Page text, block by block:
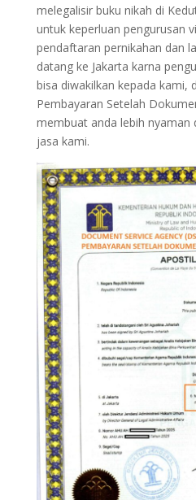
melegalisir buku nikah di
untuk keperluan pengurusan
pendaftaran pernikahan dan
datang ke Jakarta karna
bisa diwakilkan kepada kami,
Pembayaran Setelah
membuat anda lebih nyaman
jasa kami.